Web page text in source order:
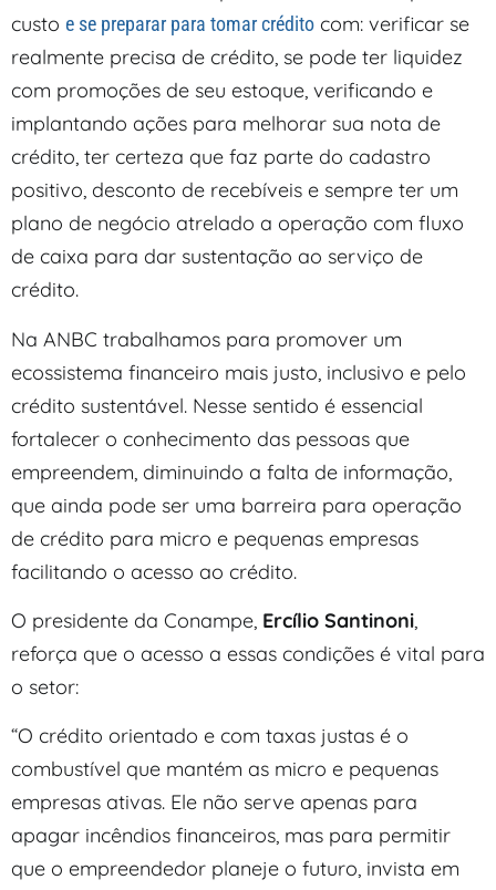
custo e se preparar para tomar crédito com: verificar se
realmente precisa de crédito, se pode ter liquidez
com promoções de seu estoque, verificando e
implantando ações para melhorar sua nota de
crédito, ter certeza que faz parte do cadastro
positivo, desconto de recebíveis e sempre ter um
plano de negócio atrelado a operação com fluxo
de caixa para dar sustentação ao serviço de
crédito.
Na ANBC trabalhamos para promover um
ecossistema financeiro mais justo, inclusivo e pelo
crédito sustentável. Nesse sentido é essencial
fortalecer o conhecimento das pessoas que
empreendem, diminuindo a falta de informação,
que ainda pode ser uma barreira para operação
de crédito para micro e pequenas empresas
facilitando o acesso ao crédito.
O presidente da Conampe, Ercílio Santinoni,
reforça que o acesso a essas condições é vital para
o setor:
“O crédito orientado e com taxas justas é o
combustível que mantém as micro e pequenas
empresas ativas. Ele não serve apenas para
apagar incêndios financeiros, mas para permitir
que o empreendedor planeje o futuro, invista em